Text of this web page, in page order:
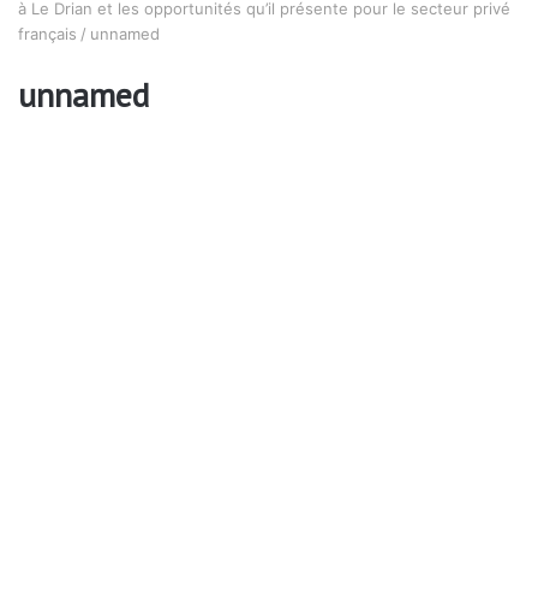
à Le Drian et les opportunités qu’il présente pour le secteur privé
français / unnamed
unnamed